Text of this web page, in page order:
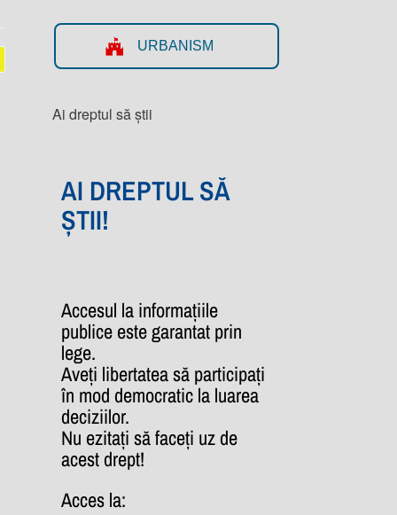
URBANISM
Ai dreptul să știi
AI DREPTUL SĂ
ȘTII!
Accesul la informațiile
publice este garantat prin
lege.
Aveți libertatea să participați
în mod democratic la luarea
deciziilor.
Nu ezitați să faceți uz de
acest drept!
Acces la: